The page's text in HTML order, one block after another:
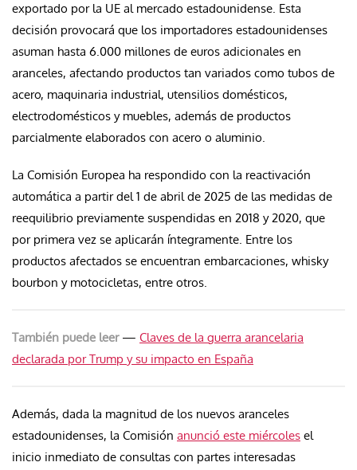
exportado por la UE al mercado estadounidense. Esta
decisión provocará que los importadores estadounidenses
asuman hasta 6.000 millones de euros adicionales en
aranceles, afectando productos tan variados como tubos de
acero, maquinaria industrial, utensilios domésticos,
electrodomésticos y muebles, además de productos
parcialmente elaborados con acero o aluminio.
La Comisión Europea ha respondido con la reactivación
automática a partir del 1 de abril de 2025 de las medidas de
reequilibrio previamente suspendidas en 2018 y 2020, que
por primera vez se aplicarán íntegramente. Entre los
productos afectados se encuentran embarcaciones, whisky
bourbon y motocicletas, entre otros.
También puede leer— Claves de la guerra arancelaria
declarada por Trump y su impacto en España
Además, dada la magnitud de los nuevos aranceles
estadounidenses, la Comisión anunció este miércoles el
inicio inmediato de consultas con partes interesadas